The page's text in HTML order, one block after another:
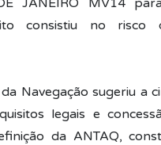
JANEIRO MV14
consistiu no risco
Navegação sugeriu a
legais e
da ANTAQ,